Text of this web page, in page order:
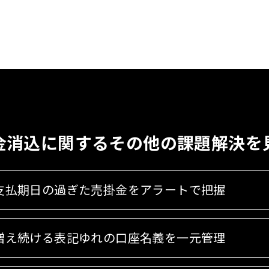
消込に関するその他の課題解決を
払期日の過ぎた売掛金をアラートで把握
え続ける表記ゆれの口座名義を一元管理